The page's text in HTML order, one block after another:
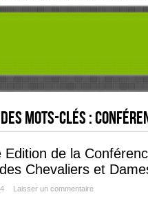
mots-clés :
Edition de la
Chevaliers et
Laisser un commentaire